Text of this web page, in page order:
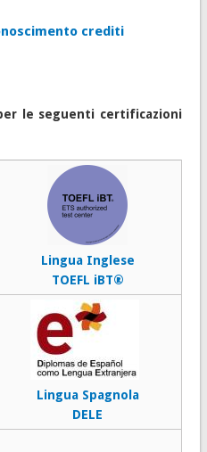
crediti
le seguenti certificazioni
Lingua Inglese
TOEFL iBT®
Lingua Spagnola
DELE